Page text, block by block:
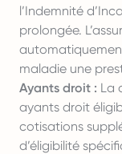
l’Indemnité
prolongée.
maladie une
Ayants droit : La
ayants droit
cotisations
d’éligibilité